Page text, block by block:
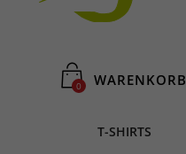
WARENKORB
0
T-SHIRTS